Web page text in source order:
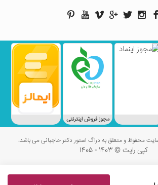
مجوز فروش اینترنتی
محفوظ و متعلق به دراگ استور دکتر حاجبانی می باشد،
کپی رایت © 1403 - 1405